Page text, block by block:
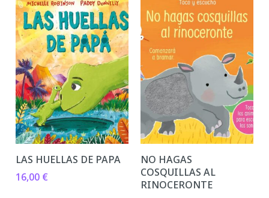
LAS HUELLAS DE PAPA
16,00 €
NO HAGAS
COSQUILLAS AL
RINOCERONTE